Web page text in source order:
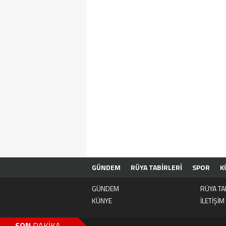
GÜNDEM RÜYA TABİRLERİ SPOR
GÜNDEM
RÜYA
KÜNYE
İLETİŞİM